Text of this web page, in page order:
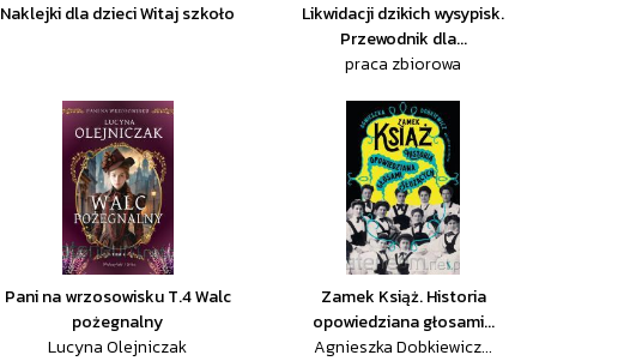
Naklejki dla dzieci Witaj szkoło
Likwidacji dzikich wysypisk.
Przewodnik dla...
praca zbiorowa
Pani na wrzosowisku T.4 Walc
pożegnalny
Lucyna Olejniczak
Zamek Książ. Historia
opowiedziana głosami...
Agnieszka Dobkiewicz...